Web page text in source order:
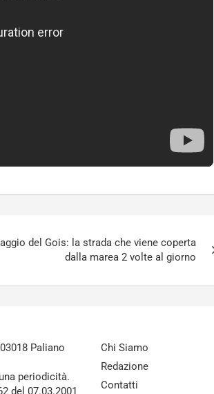
del Gois: la strada che viene coperta
dalla marea 2 volte al giorno
Paliano
periodicità.
del 07.03.2001
Chi Siamo
Redazione
Contatti